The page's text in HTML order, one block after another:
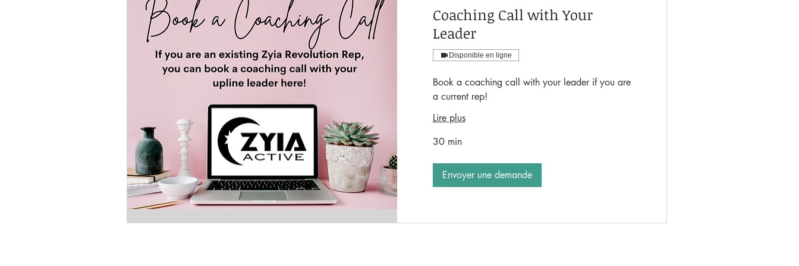
Coaching Call with Your
Leader
Disponible en ligne
Book a coaching call with your leader if you are
a current rep!
Lire plus
30 min
Envoyer une demande